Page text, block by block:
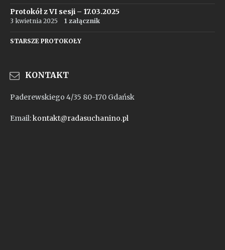
Protokół z VI sesji – 17.03.2025
3 kwietnia 2025 1 załącznik
STARSZE PROTOKOŁY
KONTAKT
Paderewskiego 4/35 80-170 Gdańsk
Email:kontakt@radasuchanino.pl